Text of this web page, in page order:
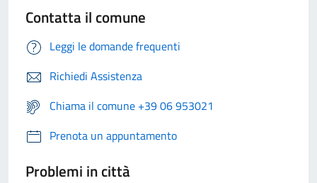
Contatta il comune
Leggi le domande frequenti
Richiedi Assistenza
Chiama il comune +39 06 953021
Prenota un appuntamento
Problemi in città